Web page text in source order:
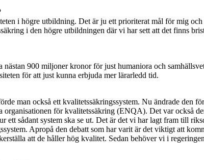
i högre utbildning. Det är ju ett prioriterat mål för mig och
i den högre utbildningen där vi har sett att det finns
900 miljoner kronor för just humaniora och
för att just kunna erbjuda mer lärarledd tid.
man också ett kvalitetssäkringssystem. Nu ändrade den
för kvalitetssäkring (ENQA). Det var också
sådant system ska se ut. Det är det vi har lagt fram till
Apropå den debatt som har varit är det viktigt att
att de håller hög kvalitet. Sedan behöver vi i